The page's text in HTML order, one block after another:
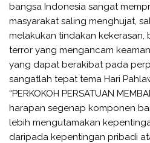
bangsa Indonesia sangat
masyarakat saling menghujat,
melakukan tindakan kekerasan,
terror yang mengancam
yang dapat berakibat pada
sangatlah tepat tema Hari
“PERKOKOH PERSATUAN
harapan segenap komponen
lebih mengutamakan
daripada kepentingan pribadi